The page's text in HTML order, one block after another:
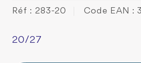
Réf : 283-20 Code EAN :
20/27